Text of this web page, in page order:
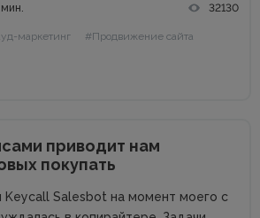
множеством способов, среди
При этом PBN разделяются...
32130
маркетинг #Продвижение сайта
приводит нам
покупать
Keycall Salesbot на момент моего с